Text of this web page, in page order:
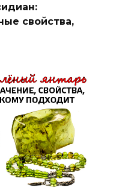
свойства,